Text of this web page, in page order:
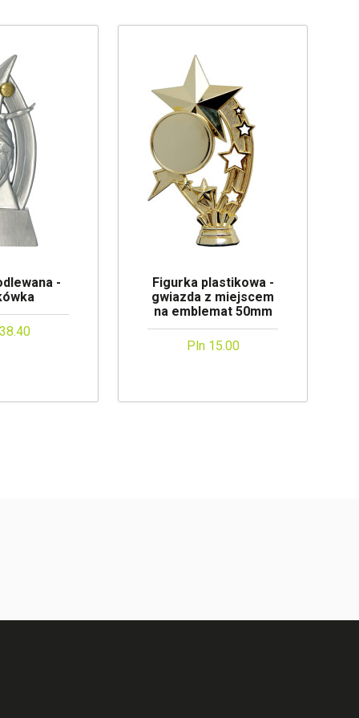
-
Figurka plastikowa -
gwiazda z miejscem
na emblemat 50mm
Pln 15.00